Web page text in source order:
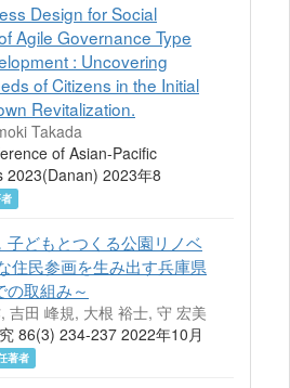
Design for Social
Agile Governance Type
: Uncovering
of Citizens in the Initial
Revitalization.
Takada
of Asian-Pacific
2023(Danan) 2023年8
子どもとつくる公園リノベ
住民参画を生み出す兵庫県
の取組み～
吉田 峰規, 大根 裕士, 守 宏美
86(3) 234-237 2022年10月
著者